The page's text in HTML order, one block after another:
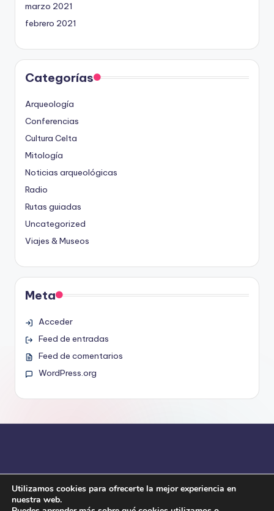
marzo 2021
febrero 2021
Categorías
Arqueología
Conferencias
Cultura Celta
Mitología
Noticias arqueológicas
Radio
Rutas guiadas
Uncategorized
Viajes & Museos
Meta
Acceder
Feed de entradas
Feed de comentarios
WordPress.org
Utilizamos cookies para ofrecerte la mejor experiencia en
nuestra web.